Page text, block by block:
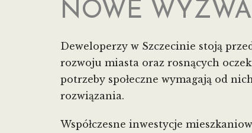
NOWE
Deweloperzy w Szczecinie stoją
rozwoju miasta oraz rosnących
potrzeby społeczne wymagają od
rozwiązania.
Współczesne inwestycje